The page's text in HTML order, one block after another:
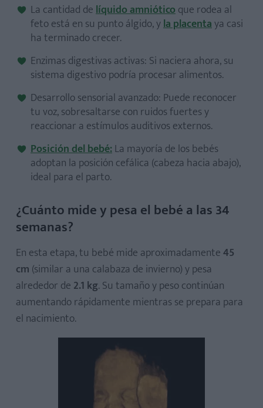
¿Siempre se hace la episiotomía?
¿Qué pasa si mi bebé aún no está cabeza abajo?
¿Puedo viajar en la semana 34 de embarazo?
¿Qué es el surfactante y por qué es importante?
¿Debo empezar a preocuparme por el parto prematuro?
¿Es común dar a luz en la 34 semana de embarazo?
La cantidad delíquido amnióticoque rodea al
feto está en su punto álgido, yla placentaya casi
ha terminado crecer.
Enzimas digestivas activas: Si naciera ahora, su
sistema digestivo podría procesar alimentos.
Desarrollo sensorial avanzado: Puede reconocer
tu voz, sobresaltarse con ruidos fuertes y
reaccionar a estímulos auditivos externos.
Posición del bebé:La mayoría de los bebés
adoptan la posición cefálica (cabeza hacia abajo),
ideal para el parto.
¿Cuánto mide y pesa el bebé a las 34
semanas?
En esta etapa, tu bebé mide aproximadamente45
cm (similar a una calabaza de invierno) y pesa
alrededor de 2.1 kg. Su tamaño y peso continúan
aumentando rápidamente mientras se prepara para
el nacimiento.